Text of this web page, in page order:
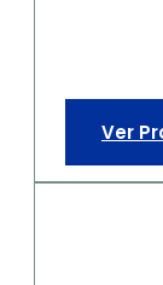
Ver